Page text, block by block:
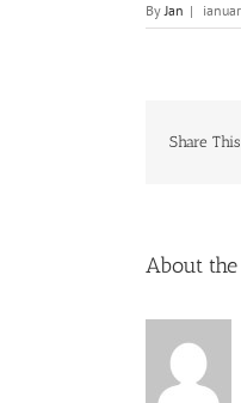
ByJan |
Share
About